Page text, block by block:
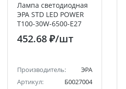
Лампа светодиодная
ЭРА STD LED POWER
T100-30W-6500-E27
колокол холoдный
дневной свет
452.68 ₽/шт
Производитель:
ЭРА
Артикул:
Б0027004